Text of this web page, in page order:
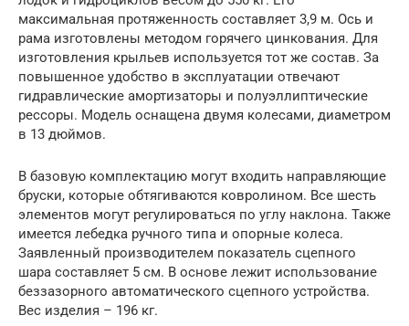
максимальная протяженность составляет 3,9 м. Ось и
рама изготовлены методом горячего цинкования. Для
изготовления крыльев используется тот же состав. За
повышенное удобство в эксплуатации отвечают
гидравлические амортизаторы и полуэллиптические
рессоры. Модель оснащена двумя колесами, диаметром
в 13 дюймов.
В базовую комплектацию могут входить направляющие
бруски, которые обтягиваются ковролином. Все шесть
элементов могут регулироваться по углу наклона. Также
имеется лебедка ручного типа и опорные колеса.
Заявленный производителем показатель сцепного
шара составляет 5 см. В основе лежит использование
беззазорного автоматического сцепного устройства.
Вес изделия – 196 кг.